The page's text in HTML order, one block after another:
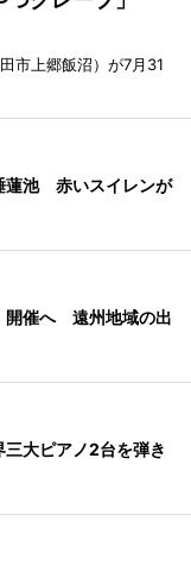
市上郷飯沼）が7月31
蓮池 赤いスイレンが
開催へ 遠州地域の出
大ピアノ2台を弾き